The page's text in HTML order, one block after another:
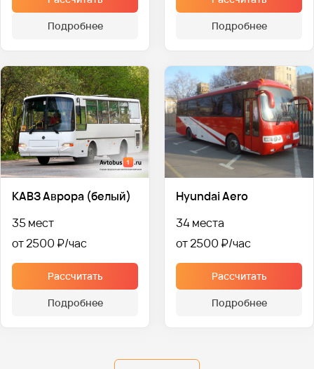
Подробнее
Подробнее
КАВЗ Аврора (белый)
35 мест
от 2500 ₽
Рассчитать
Подробнее
Hyundai Aero
34 места
от 2500 ₽
Рассчитать
Подробнее